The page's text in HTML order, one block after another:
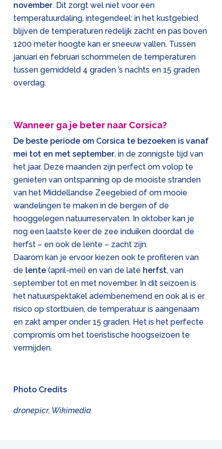
november. Dit zorgt wel niet voor een
temperatuurdaling, integendeel: in het kustgebied
blijven de temperaturen redelijk zacht en pas boven
1200 meter hoogte kan er sneeuw vallen. Tussen
januari en februari schommelen de temperaturen
tussen gemiddeld 4 graden ’s nachts en 15 graden
overdag.
Wanneer ga je beter naar Corsica?
De beste periode om Corsica te bezoeken is vanaf
mei tot en met september, in de zonnigste tijd van
het jaar. Deze maanden zijn perfect om volop te
genieten van ontspanning op de mooiste stranden
van het Middellandse Zeegebied of om mooie
wandelingen te maken in de bergen of de
hooggelegen natuurreservaten. In oktober kan je
nog een laatste keer de zee induiken doordat de
herfst – en ook de lente – zacht zijn.
Daarom kan je ervoor kiezen ook te profiteren van
de lente (april-mei) en van de late herfst, van
september tot en met november. In dit seizoen is
het natuurspektakel adembenemend en ook al is er
risico op stortbuien, de temperatuur is aangenaam
en zakt amper onder 15 graden. Het is het perfecte
compromis om het toeristische hoogseizoen te
vermijden.
Photo Credits
dronepicr, Wikimedia